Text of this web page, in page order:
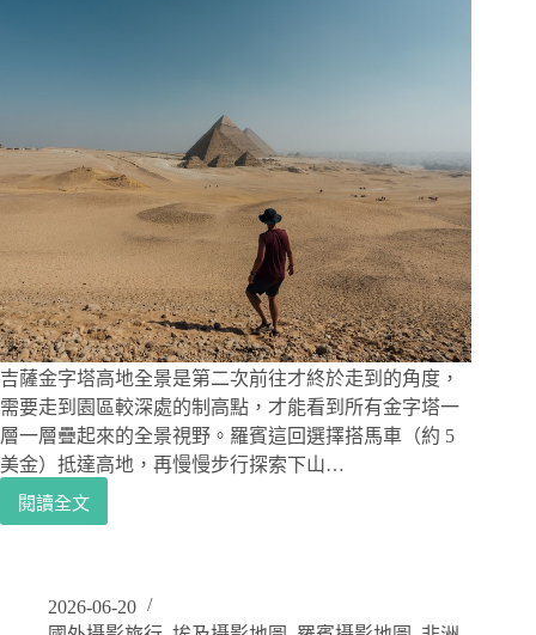
吉薩金字塔高地全景是第二次前往才終於走到的角度，
需要走到園區較深處的制高點，才能看到所有金字塔一
層一層疊起來的全景視野。羅賓這回選擇搭馬車（約 5
美金）抵達高地，再慢慢步行探索下山…
閱讀全文
埃
金
2026-06-20